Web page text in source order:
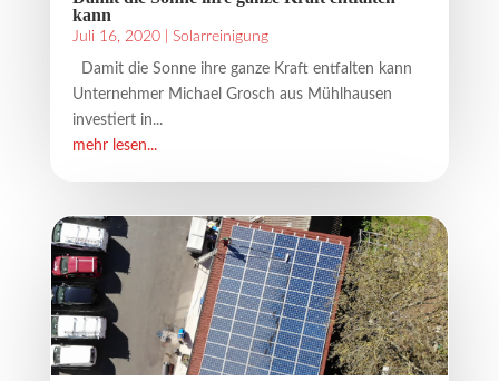
kann
Juli 16, 2020| Solarreinigung
Damit die Sonne ihre ganze Kraft entfalten kann
Unternehmer Michael Grosch aus Mühlhausen
investiert in...
mehr lesen...